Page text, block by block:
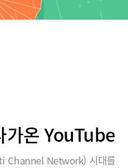
가온 YouTube
Channel Network) 시대를